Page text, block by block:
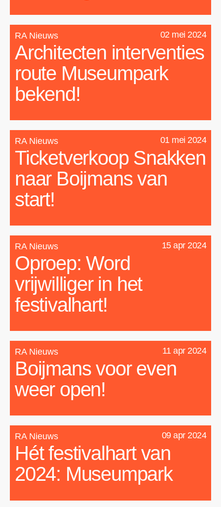
RA Nieuws 02 mei 2024
Architecten interventies
route Museumpark
bekend!
RA Nieuws 01 mei 2024
Ticketverkoop Snakken
naar Boijmans van
start!
RA Nieuws 15 apr 2024
Oproep: Word
vrijwilliger in het
festivalhart!
RA Nieuws 11 apr 2024
Boijmans voor even
weer open!
RA Nieuws 09 apr 2024
Hét festivalhart van
2024: Museumpark